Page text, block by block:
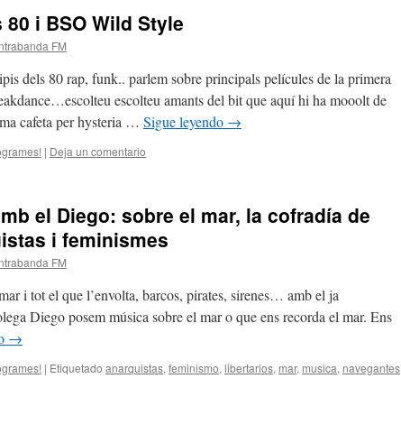
i BSO Wild Style
FM
dels 80 rap, funk.. parlem sobre principals películes de la primera
escolteu amants del bit que aquí hi ha mooolt de
cafeta per hysteria … Sigue leyendo →
| Deja un comentario
el Diego: sobre el mar, la cofradía de
i feminismes
FM
tot el que l’envolta, barcos, pirates, sirenes… amb el ja
Diego posem música sobre el mar o que ens recorda el mar. Ens
→
| Etiquetado anarquistas, feminismo, libertarios, mar, musica, navegantes